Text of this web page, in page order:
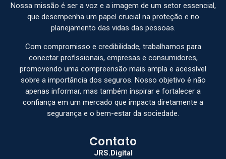
Nossa missão é ser a voz e a imagem de um setor essencial,
que desempenha um papel crucial na proteção e no
planejamento das vidas das pessoas.
Com compromisso e credibilidade, trabalhamos para
conectar profissionais, empresas e consumidores,
promovendo uma compreensão mais ampla e acessível
sobre a importância dos seguros. Nosso objetivo é não
apenas informar, mas também inspirar e fortalecer a
confiança em um mercado que impacta diretamente a
segurança e o bem-estar da sociedade.
Contato
JRS.Digital